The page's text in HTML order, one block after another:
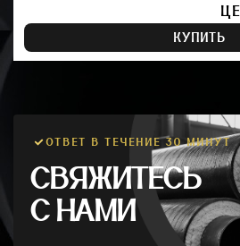
КУПИТЬ
ОТВЕТ В ТЕЧЕНИЕ 30 МИНУТ
СВЯЖИТЕСЬ
С НАМИ